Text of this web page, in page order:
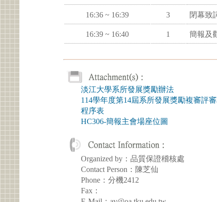
16:36 ~ 16:39 3 閉幕致
16:39 ~ 16:40 1 簡報及
淡江大學系所發展獎勵辦法
114學年度第14屆系所發展獎勵複審評
程序表
HC306-簡報主會場座位圖
Organized by：品質保證稽核處
Contact Person：陳芝仙
Phone：分機2412
Fax：